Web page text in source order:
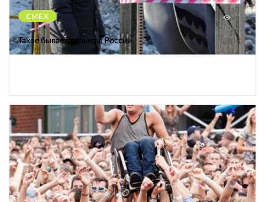
СМЕХ 588
Такое бывает только в России